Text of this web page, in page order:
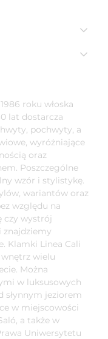
roku włoska
lat dostarcza
pochwyty, a
wyróżniające
oraz
Poszczególne
wzór i stylistykę.
wariantów oraz
względu na
czy wystrój
znajdziemy
Klamki Linea Cali
wielu
Można
w luksusowych
słynnym jeziorem
w miejscowości
a także w
Uniwersytetu